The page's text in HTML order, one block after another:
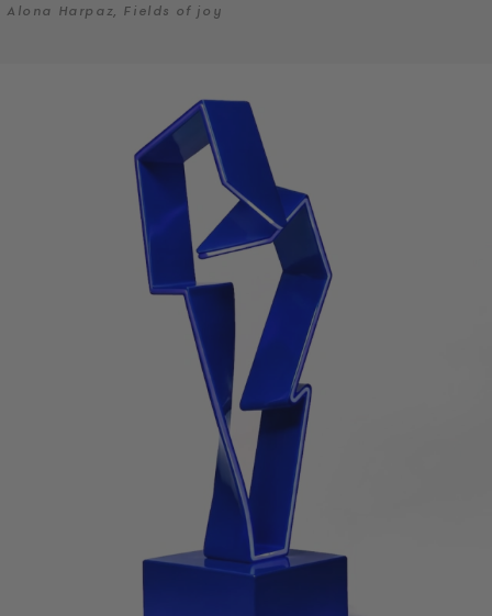
Alona Harpaz, Fields of joy